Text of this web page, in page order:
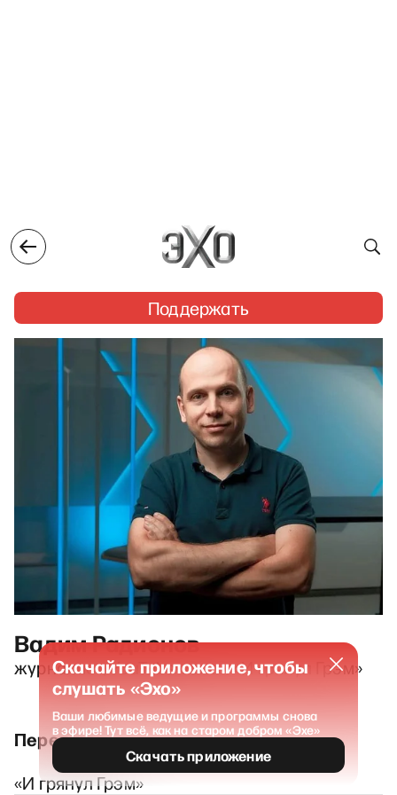
Поддержать
Вадим Радионов
журналист, YouTube-канал «И грянул Грэм»
Передачи
«И грянул Грэм»
Скачайте приложение, чтобы
слушать «Эхо»
Ваши любимые ведущие и программы снова
в эфире! Тут всё, как на старом добром «Эхе»
Скачать приложение